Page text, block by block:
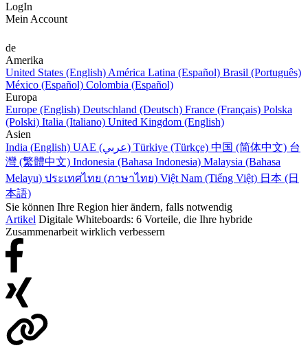
LogIn
Mein Account
de
Amerika
United States (English) América Latina (Español) Brasil (Português)
México (Español) Colombia (Español)
Europa
Europe (English) Deutschland (Deutsch) France (Français) Polska
(Polski) Italia (Italiano) United Kingdom (English)
Asien
India (English)
UAE (عربي) Türkiye (Türkçe) 中国 (简体中文) 台
灣 (繁體中文) Indonesia (Bahasa Indonesia) Malaysia (Bahasa
Melayu) ประเทศไทย (ภาษาไทย) Việt Nam (Tiếng Việt) 日本 (日
本語)
Sie können Ihre Region hier ändern, falls notwendig
Artikel Digitale Whiteboards: 6 Vorteile, die Ihre hybride
Zusammenarbeit wirklich verbessern